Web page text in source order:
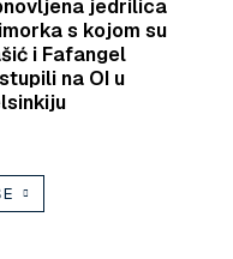
jedrilica
s kojom su
i Fafangel
na OI u